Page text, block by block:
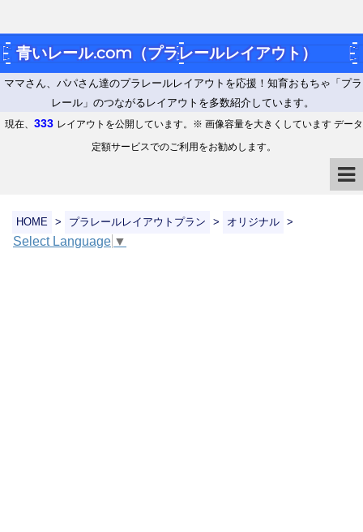
青いレール.com（プラレールレイアウト）
ママさん、パパさん達のプラレールレイアウトを応援！知育おもちゃ「プラ
レール」のつながるレイアウトを多数紹介しています。
現在、 333 レイアウトを公開しています。※ 画像容量を大きくしています データ
定額サービスでのご利用をお勧めします。
HOME > プラレールレイアウトプラン > オリジナル >
Select Language ▼